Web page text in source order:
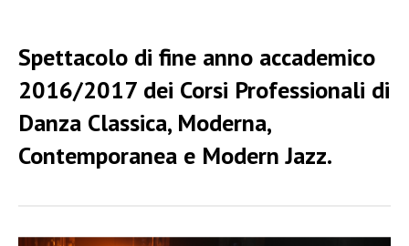
Spettacolo di fine anno accademico
2016/2017 dei Corsi Professionali di
Danza Classica, Moderna,
Contemporanea e Modern Jazz.